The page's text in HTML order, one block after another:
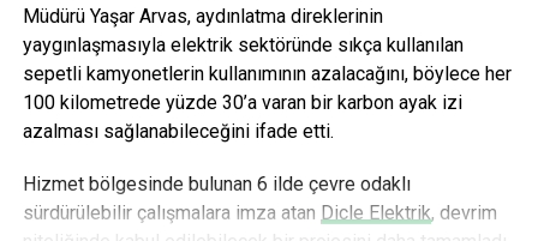
Müdürü Yaşar Arvas, aydınlatma direklerinin
yaygınlaşmasıyla elektrik sektöründe sıkça kullanılan
sepetli kamyonetlerin kullanımının azalacağını, böylece her
100 kilometrede yüzde 30’a varan bir karbon ayak izi
azalması sağlanabileceğini ifade etti.
Hizmet bölgesinde bulunan 6 ilde çevre odaklı
sürdürülebilir çalışmalara imza atan Dicle Elektrik, devrim